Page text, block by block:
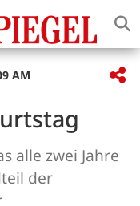
AM
alle zwei Jahre
der